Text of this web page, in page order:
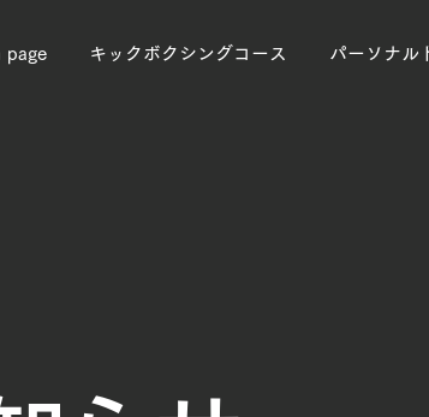
page キックボクシングコース パーソナル